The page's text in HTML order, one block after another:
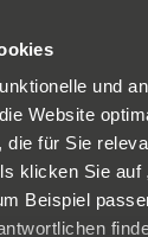
und
Website
für Sie
klicken Sie auf
Beispiel